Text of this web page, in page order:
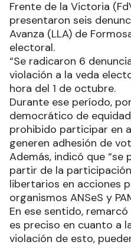
Frente de la Victoria
presentaron seis
Avanza (LLA) de
electoral.
“Se radicaron 6
violación a la veda
hora del 1 de octubre.
Durante ese período,
democrático de
prohibido participar en
generen adhesión de
Además, indicó que “se
partir de la
libertarios en acciones
organismos ANSeS y
En ese sentido,
es preciso en cuanto a
violación de esto,